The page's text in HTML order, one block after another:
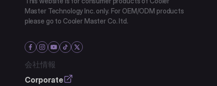
Master Technology Inc. only. For OEM/ODM products
please go to Cooler Master Co. ltd.
会社情報
Corporate